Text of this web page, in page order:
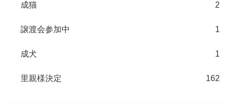
成猫 2
譲渡会参加中 1
成犬 1
里親様決定 162